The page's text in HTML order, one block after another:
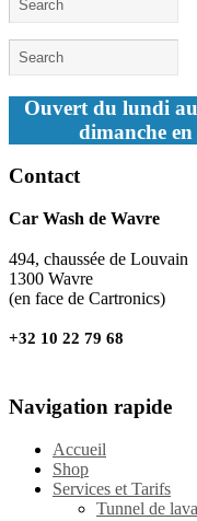
Ouvert du lundi
dimanche
Contact
Car Wash de Wavre
494, chaussée de Louvain
1300 Wavre
(en face de Cartronics)
+32 10 22 79 68
Navigation rapide
Accueil
Shop
Services et Tarifs
Tunnel de